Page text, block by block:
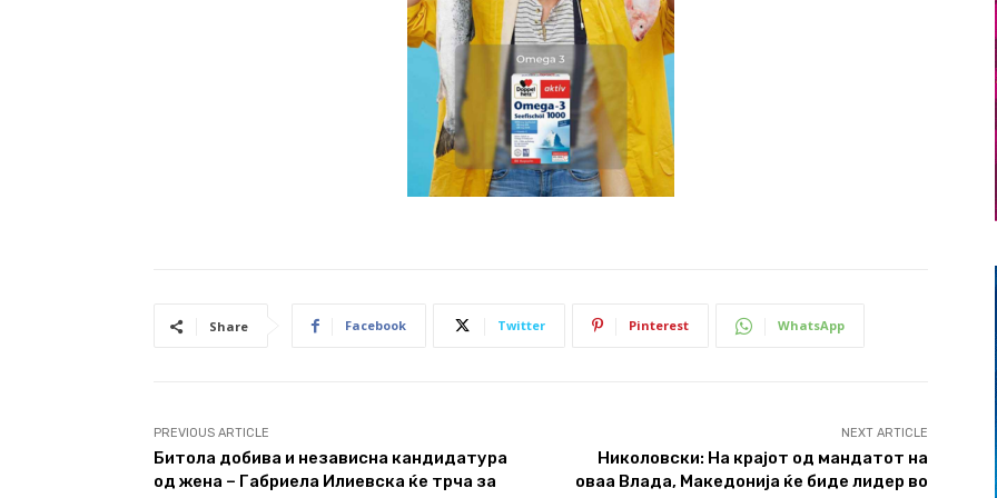
Share Facebook Twitter Pinterest WhatsApp
PREVIOUS ARTICLE
Битола добива и независна кандидатура
од жена – Габриела Илиевска ќе трча за
NEXT ARTICLE
Николовски: На крајот од мандатот на
оваа Влада, Македонија ќе биде лидер во